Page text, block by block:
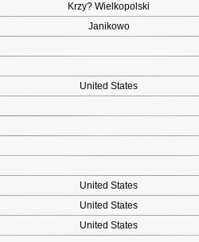
Krzy? Wielkopolski
Janikowo
United States
United States
United States
United States